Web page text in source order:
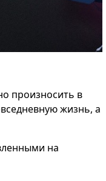
произносить в
жизнь, а
на